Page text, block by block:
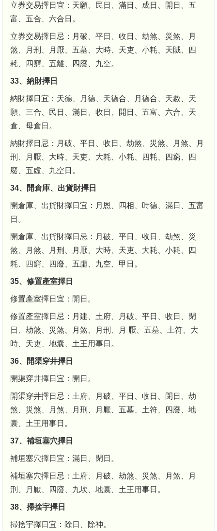
立券交易擇日宜：天願、民日、滿日、成日、開日、五
富、五合、六合日。
立券交易擇日忌：月破、平日、收日、劫煞、災煞、月
煞、月刑、月厭、五墓、大時、天吏、小耗、天賊、四
耗、四窮、五離、四廢、九空。
33、納財擇日
納財擇日宜：天德、月德、天德合、月德合、天赦、天
願、三合、民日、滿日、收日、開日、五富、六合、天
倉、母倉日。
納財擇日忌：月破、平日、收日、劫煞、災煞、月煞、月
刑、月厭、大時、天吏、大耗、小耗、四耗、四窮、四
廢、五虛、九空日。
34、開倉庫、出貨財擇日
開倉庫、出貨財擇日宜：月恩、四相、時德、滿日、五富
日。
開倉庫、出貨財擇日忌：月破、平日、收日、劫煞、災
煞、月煞、月刑、月厭、大時、天吏、大耗、小耗、四
耗、四窮、四廢、五虛、九空、甲日。
35、修置產室擇日
修置產室擇日宜：開日。
修置產室擇日忌：月建、土府、月破、平日、收日、閉
日、劫煞、災煞、月煞、月刑、月 厭、五墓、土符、大
時、天吏、地囊、土王用事日。
36、開渠穿井擇日
開渠穿井擇日宜：開日。
開渠穿井擇日忌：土府、月破、平日、收日、閉日、劫
煞、災煞、月煞、月刑、月厭、五墓、土符、四廢、地
囊、土王用事日。
37、補垣塞穴擇日
補垣塞穴擇日宜：滿日、閉日。
補垣塞穴擇日忌：土府、月破、劫煞、災煞、月煞、月
刑、月厭、四廢、九坎、地囊、土王用事日。
38、掃捨宇擇日
掃捨宇擇日宜：除日、除神。